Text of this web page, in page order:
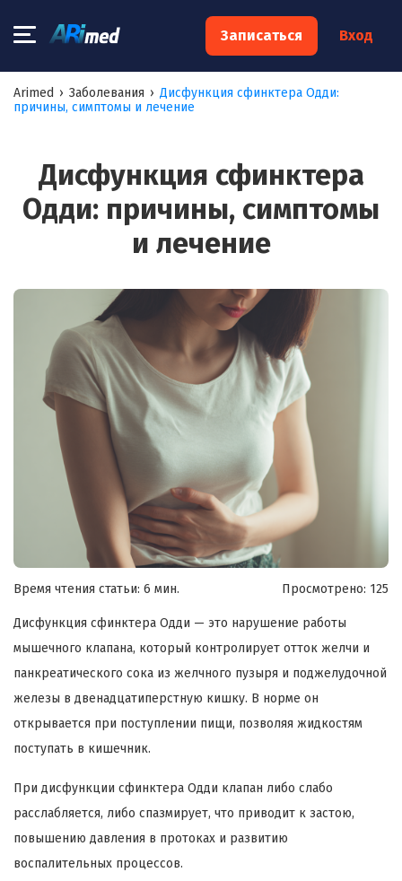
Записаться Вход
Arimed › Заболевания › Дисфункция сфинктера Одди:
причины, симптомы и лечение
Дисфункция сфинктера
Одди: причины, симптомы
и лечение
Время чтения статьи: 6 мин. Просмотрено: 125
Дисфункция сфинктера Одди — это нарушение работы
мышечного клапана, который контролирует отток желчи и
панкреатического сока из желчного пузыря и поджелудочной
железы в двенадцатиперстную кишку. В норме он
открывается при поступлении пищи, позволяя жидкостям
поступать в кишечник.
При дисфункции сфинктера Одди клапан либо слабо
расслабляется, либо спазмирует, что приводит к застою,
повышению давления в протоках и развитию
воспалительных процессов.
×
Запишитесь на консультацию к
специалисту
Ваш телефон:*
Я согласен на обработку моих персональных данных